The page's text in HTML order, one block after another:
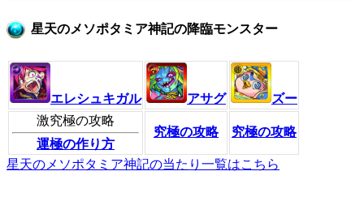
星天のメソポタミア神記の降臨モンスター
エレシュキガル アサグ
ズー
激究極の攻略
運極の作り方
究極の攻略 究極の攻略
星天のメソポタミア神記の当たり一覧はこちら